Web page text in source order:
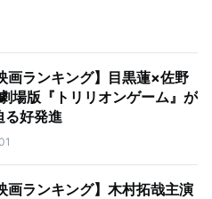
画ランキング】目黒蓮×佐野
場版『トリリオンゲーム』が
る好発進
画ランキング】木村拓哉主演